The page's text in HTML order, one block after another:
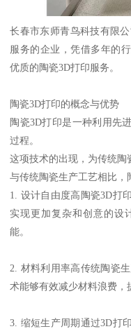
长春市东师青鸟科技有限
服务的企业，凭借多年的
优质的陶瓷3D打印服务。
陶瓷3D打印的概念与优势
陶瓷3D打印是一种利用先
过程。
这项技术的出现，为传统陶
与传统陶瓷生产工艺相比，
1. 设计自由度高陶瓷3D打
实现更加复杂和创意的设
能。
2. 材料利用率高传统陶瓷
术能够有效减少材料浪费，
3. 缩短生产周期通过3D打